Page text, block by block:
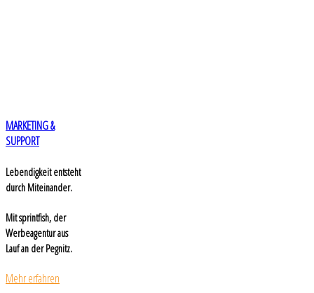
MARKETING &
SUPPORT
Lebendigkeit entsteht
durch Miteinander.
Mit sprintfish, der
Werbeagentur aus
Lauf an der Pegnitz.
Mehr erfahren